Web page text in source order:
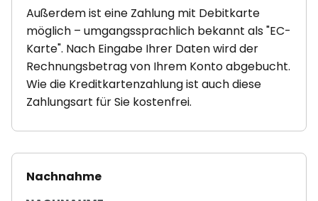
Außerdem ist eine Zahlung mit Debitkarte
möglich – umgangssprachlich bekannt als "EC-
Karte". Nach Eingabe Ihrer Daten wird der
Rechnungsbetrag von Ihrem Konto abgebucht.
Wie die Kreditkartenzahlung ist auch diese
Zahlungsart für Sie kostenfrei.
Nachnahme